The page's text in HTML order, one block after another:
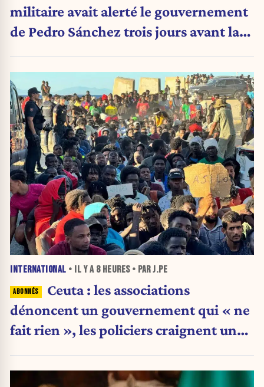
militaire avait alerté le gouvernement
de Pedro Sánchez trois jours avant la
INTERNATIONAL • IL Y A 8 HEURES• PAR J.PE
Ceuta : les associations
dénoncent un gouvernement qui « ne
fait rien », les policiers craignent une